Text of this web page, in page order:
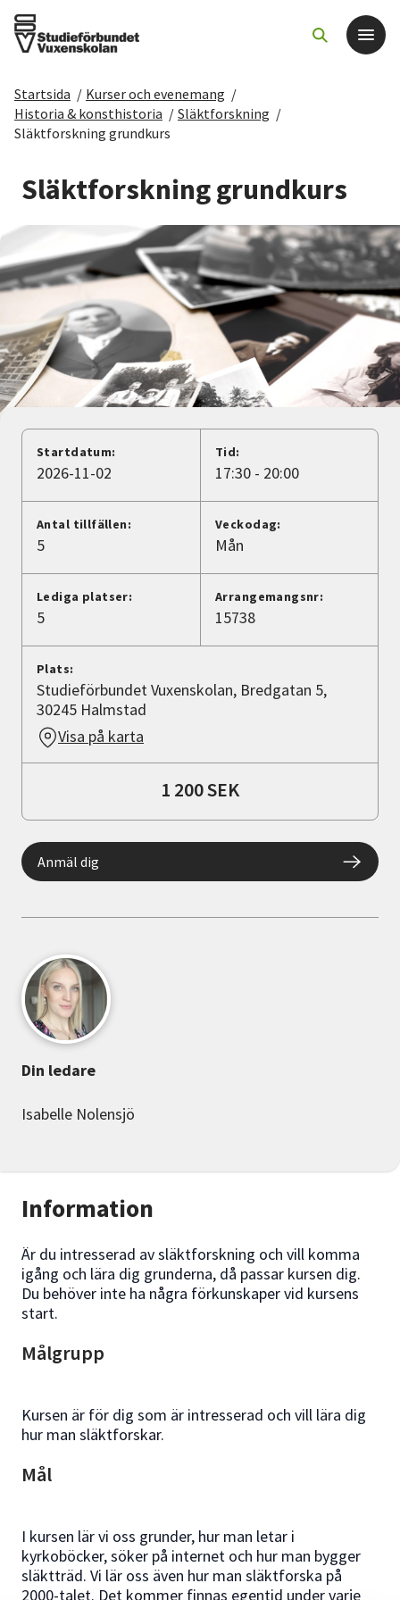
Det här gör vi
Sök kurser och evenemang
Om SV
Starta studiecirkel
Cirkelledare
Nyheter
Avdelningar
Lyssna
Startsida / Kurser och evenemang /
Historia & konsthistoria / Släktforskning /
Släktforskning grundkurs
Släktforskning grundkurs
Information
Är du intresserad av släktforskning och vill komma
igång och lära dig grunderna, då passar kursen dig.
Du behöver inte ha några förkunskaper vid kursens
start.
Målgrupp
Kursen är för dig som är intresserad och vill lära dig
hur man släktforskar.
Mål
I kursen lär vi oss grunder, hur man letar i
kyrkoböcker, söker på internet och hur man bygger
släktträd. Vi lär oss även hur man släktforska på
2000-talet. Det kommer finnas egentid under varje
Startdatum:
2026-11-02
Tid:
17:30 - 20:00
Antal tillfällen:
5
Veckodag:
Mån
Lediga platser:
5
Arrangemangsnr:
15738
Plats:
Studieförbundet Vuxenskolan, Bredgatan 5,
30245 Halmstad
Visa på karta
1 200 SEK
Anmäl dig
Din ledare
Isabelle Nolensjö